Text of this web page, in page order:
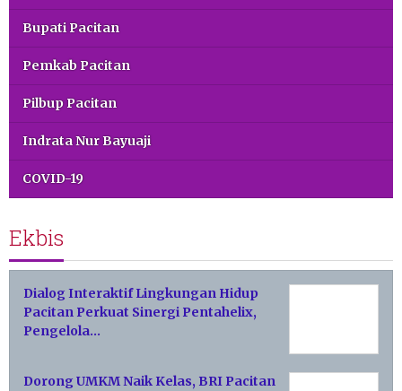
Bupati Pacitan
Pemkab Pacitan
Pilbup Pacitan
Indrata Nur Bayuaji
COVID-19
Ekbis
Dialog Interaktif Lingkungan Hidup
Pacitan Perkuat Sinergi Pentahelix,
Pengelola…
Dorong UMKM Naik Kelas, BRI Pacitan